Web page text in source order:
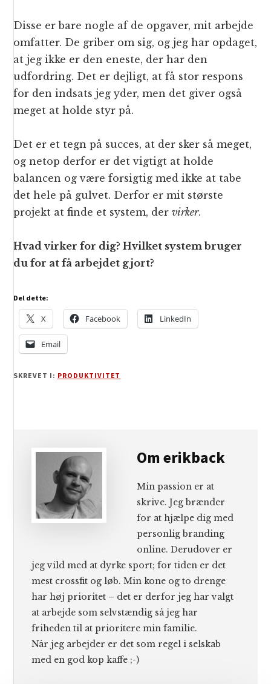
Disse er bare nogle af de opgaver, mit arbejde
omfatter. De griber om sig, og jeg har opdaget,
at jeg ikke er den eneste, der har den
udfordring. Det er dejligt, at få stor respons
for den indsats jeg yder, men det giver også
meget at holde styr på.
Det er et tegn på succes, at der sker så meget,
og netop derfor er det vigtigt at holde
balancen og være forsigtig med ikke at tabe
det hele på gulvet. Derfor er mit største
projekt at finde et system, dervirker.
Hvad virker for dig? Hvilket system bruger
du for at få arbejdet gjort?
Del dette:
X Facebook LinkedIn
Email
SKREVET I: PRODUKTIVITET
Omerikback
Min passion er at
skrive. Jeg brænder
for at hjælpe dig med
personlig branding
online. Derudover er
jeg vild med at dyrke sport; for tiden er det
mest crossfit og løb. Min kone og to drenge
har høj prioritet – det er derfor jeg har valgt
at arbejde som selvstændig så jeg har
friheden til at prioritere min familie.
Når jeg arbejder er det som regel i selskab
med en god kop kaffe ;-)